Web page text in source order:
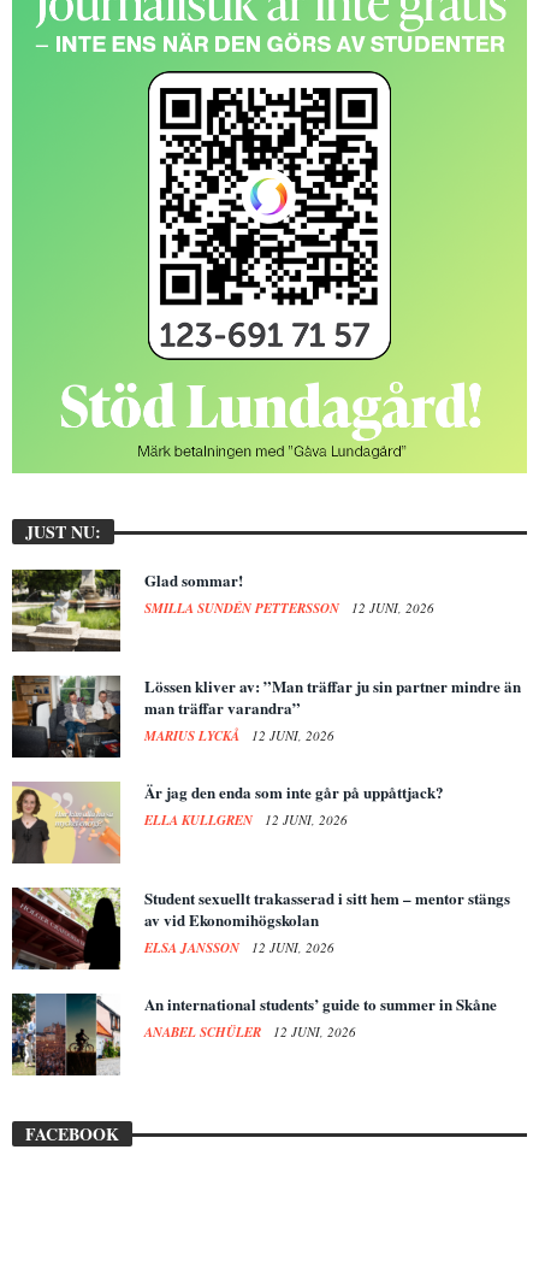
JUST NU:
Glad sommar!
SMILLA SUNDÉN PETTERSSON 12 JUNI, 2026
Lössen kliver av: ”Man träffar ju sin partner mindre än
man träffar varandra”
MARIUS LYCKÅ 12 JUNI, 2026
Är jag den enda som inte går på uppåttjack?
ELLA KULLGREN 12 JUNI, 2026
Student sexuellt trakasserad i sitt hem – mentor stängs
av vid Ekonomihögskolan
ELSA JANSSON 12 JUNI, 2026
An international students’ guide to summer in Skåne
ANABEL SCHÜLER 12 JUNI, 2026
FACEBOOK